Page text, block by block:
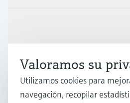
Soporte
Compañía
Valoramos su
Utilizamos cookies para
navegación, recopilar